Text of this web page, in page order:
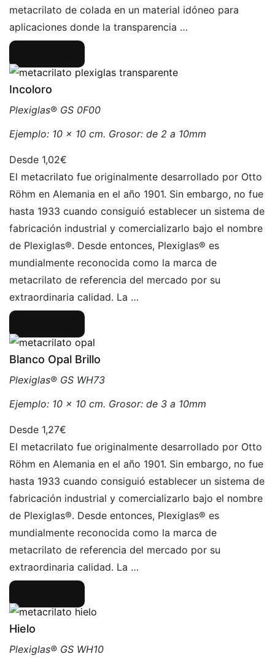
metacrilato de colada en un material idóneo para
aplicaciones donde la transparencia …
Incoloro
Plexiglas® GS 0F00
Ejemplo: 10 x 10 cm. Grosor: de 2 a 10mm
1,02€
El metacrilato fue originalmente desarrollado por Otto
Röhm en Alemania en el año 1901. Sin embargo, no fue
hasta 1933 cuando consiguió establecer un sistema de
fabricación industrial y comercializarlo bajo el nombre
de Plexiglas®. Desde entonces, Plexiglas® es
mundialmente reconocida como la marca de
metacrilato de referencia del mercado por su
extraordinaria calidad. La …
Blanco Opal Brillo
Plexiglas® GS WH73
Ejemplo: 10 x 10 cm. Grosor: de 3 a 10mm
1,27€
El metacrilato fue originalmente desarrollado por Otto
Röhm en Alemania en el año 1901. Sin embargo, no fue
hasta 1933 cuando consiguió establecer un sistema de
fabricación industrial y comercializarlo bajo el nombre
de Plexiglas®. Desde entonces, Plexiglas® es
mundialmente reconocida como la marca de
metacrilato de referencia del mercado por su
extraordinaria calidad. La …
Hielo
Plexiglas® GS WH10